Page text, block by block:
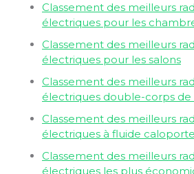
Classement des meilleurs
électriques pour les
Classement des meilleurs
électriques pour les salons
Classement des meilleurs
électriques double-corps de
Classement des meilleurs
électriques à fluide
Classement des meilleurs
électriques les plus